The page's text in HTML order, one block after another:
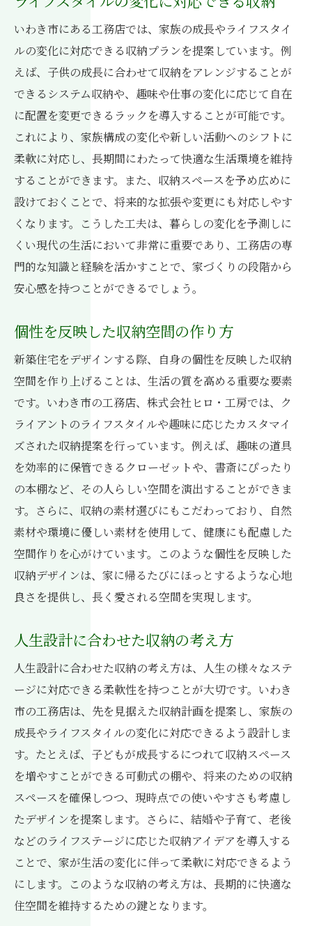
いわき市にある工務店では、家族の成長やライフスタイ
ルの変化に対応できる収納プランを提案しています。例
えば、子供の成長に合わせて収納をアレンジすることが
できるシステム収納や、趣味や仕事の変化に応じて自在
に配置を変更できるラックを導入することが可能です。
これにより、家族構成の変化や新しい活動へのシフトに
柔軟に対応し、長期間にわたって快適な生活環境を維持
することができます。また、収納スペースを予め広めに
設けておくことで、将来的な拡張や変更にも対応しやす
くなります。こうした工夫は、暮らしの変化を予測しに
くい現代の生活において非常に重要であり、工務店の専
門的な知識と経験を活かすことで、家づくりの段階から
安心感を持つことができるでしょう。
個性を反映した収納空間の作り方
新築住宅をデザインする際、自身の個性を反映した収納
空間を作り上げることは、生活の質を高める重要な要素
です。いわき市の工務店、株式会社ヒロ・工房では、ク
ライアントのライフスタイルや趣味に応じたカスタマイ
ズされた収納提案を行っています。例えば、趣味の道具
を効率的に保管できるクローゼットや、書斎にぴったり
の本棚など、その人らしい空間を演出することができま
す。さらに、収納の素材選びにもこだわっており、自然
素材や環境に優しい素材を使用して、健康にも配慮した
空間作りを心がけています。このような個性を反映した
収納デザインは、家に帰るたびにほっとするような心地
良さを提供し、長く愛される空間を実現します。
人生設計に合わせた収納の考え方
人生設計に合わせた収納の考え方は、人生の様々なステ
ージに対応できる柔軟性を持つことが大切です。いわき
市の工務店は、先を見据えた収納計画を提案し、家族の
成長やライフスタイルの変化に対応できるよう設計しま
す。たとえば、子どもが成長するにつれて収納スペース
を増やすことができる可動式の棚や、将来のための収納
スペースを確保しつつ、現時点での使いやすさも考慮し
たデザインを提案します。さらに、結婚や子育て、老後
などのライフステージに応じた収納アイデアを導入する
ことで、家が生活の変化に伴って柔軟に対応できるよう
にします。このような収納の考え方は、長期的に快適な
住空間を維持するための鍵となります。